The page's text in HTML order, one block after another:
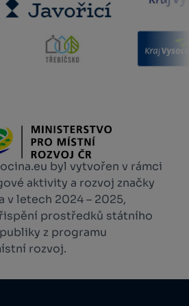
byl vytvořen v rámci
aktivity a rozvoj značky
v letech 2024 – 2025,
prostředků státního
z programu
rozvoj.